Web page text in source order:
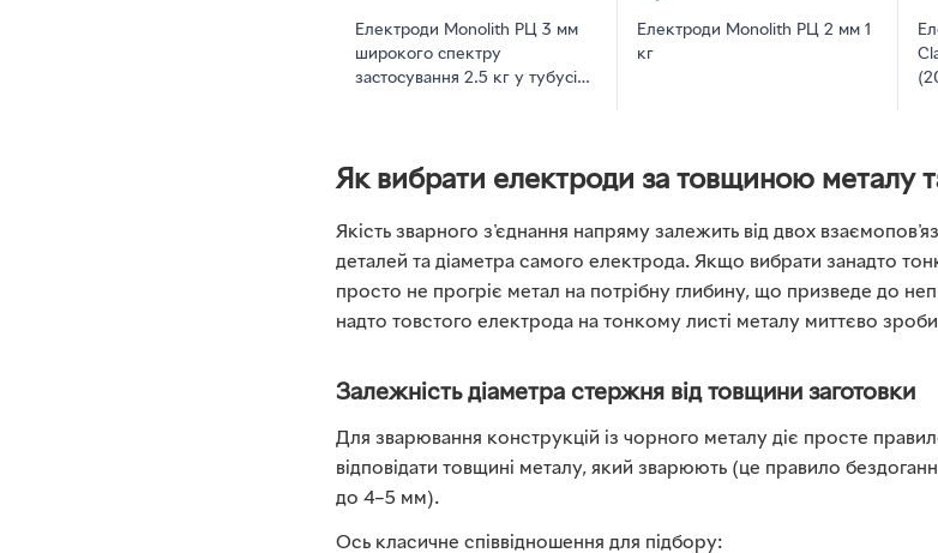
Електроди Monolith РЦ 3 мм
широкого спектру
застосування 2.5 кг у тубусі
Електроди Monolith РЦ 2 мм 1
кг
Як вибрати електроди за товщиною металу
Якість зварного з'єднання напряму залежить від двох
деталей та діаметра самого електрода. Якщо вибрати занадто
просто не прогріє метал на потрібну глибину, що призведе до
надто товстого електрода на тонкому листі металу миттєво
Залежність діаметра стержня від товщини заготовки
Для зварювання конструкцій із чорного металу діє просте
відповідати товщині металу, який зварюють (це правило
до 4–5 мм).
Ось класичне співвідношення для підбору: